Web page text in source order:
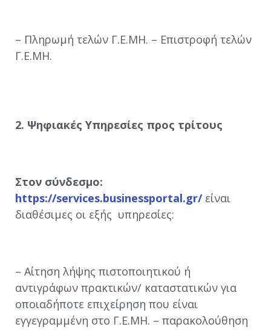
– Πληρωμή τελών Γ.Ε.ΜΗ. – Επιστροφή τελών
Γ.Ε.ΜΗ.
2. Ψηφιακές Υπηρεσίες προς τρίτους
Στον σύνδεσμο:
https://services.businessportal.gr/είναι
διαθέσιμες οι εξής υπηρεσίες:
– Αίτηση λήψης πιστοποιητικού ή
αντιγράφων πρακτικών/ καταστατικών για
οποιαδήποτε επιχείρηση που είναι
εγγεγραμμένη στο Γ.Ε.ΜΗ. – παρακολούθηση